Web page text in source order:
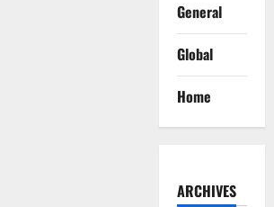
General
Global
Home
ARCHIVES